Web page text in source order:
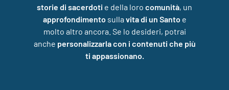
storie di sacerdoti e della loro comunità, un
approfondimento sulla vita di un Santo e
molto altro ancora. Se lo desideri, potrai
anche personalizzarla con i contenuti che più
ti appassionano.